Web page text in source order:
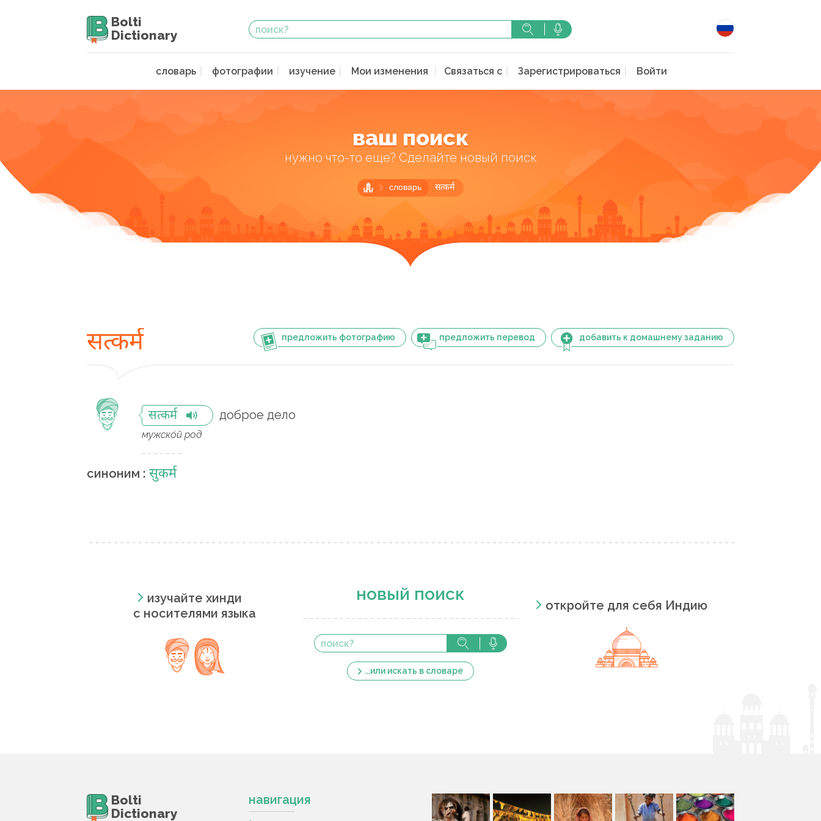
Bolti
Dictionary
словарь фотографии изучение Мои изменения Связаться с Зарегистрироваться Войти
ваш поиск
нужно что-то еще? Сделайте новый поиск
словарь सत्कर्म
предложить фотографию предложить перевод добавить к домашнему заданию
सत्कर्म
सत्कर्म доброе дело
мужско́й род
синоним : सुकर्म
изучайте хинди
с носителями языка
новый поиск
...или искать в словаре
откройте для себя Индию
Bolti
Dictionary
навигация